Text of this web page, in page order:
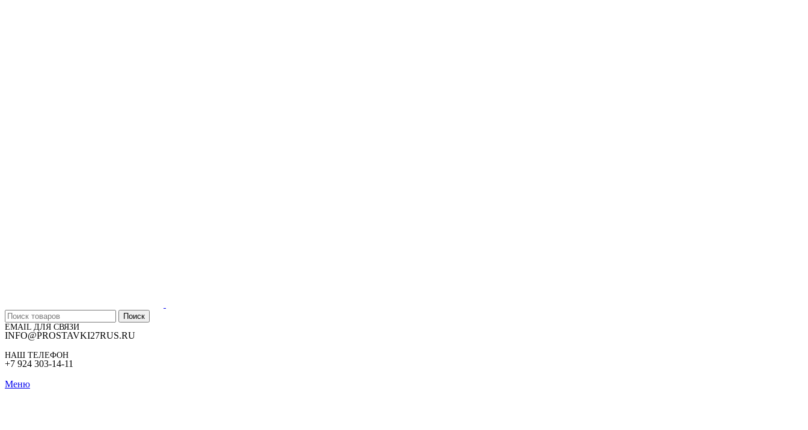
Поиск
EMAIL ДЛЯ СВЯЗИ
INFO@PROSTAVKI27RUS.RU
НАШ ТЕЛЕФОН
+7 924 303-14-11
Меню